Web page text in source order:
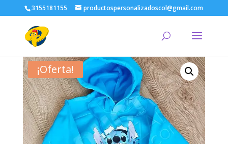
3155181155 productospersonalizadoscol@gmail.com
¡Oferta!